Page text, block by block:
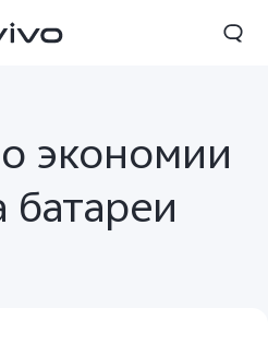
экономии
батареи